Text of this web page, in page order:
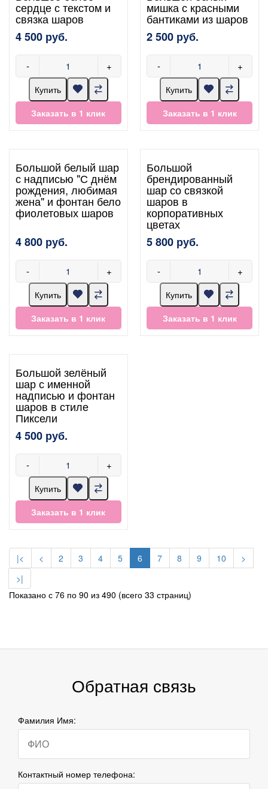
сердце с текстом и
связка шаров
4 500 руб.
- +
Купить
Заказать в 1 клик
мишка с красными
бантиками из шаров
2 500 руб.
- +
Купить
Заказать в 1 клик
Большой белый шар
с надписью "С днём
рождения, любимая
жена" и фонтан бело
фиолетовых шаров
4 800 руб.
- +
Купить
Заказать в 1 клик
Большой
брендированный
шар со связкой
шаров в
корпоративных
цветах
5 800 руб.
- +
Купить
Заказать в 1 клик
Большой зелёный
шар с именной
надписью и фонтан
шаров в стиле
Пиксели
4 500 руб.
- +
Купить
Заказать в 1 клик
|< < 2 3 4 5 6 7 8 9 10
>
>|
Показано с 76 по 90 из 490 (всего 33 страниц)
Обратная связь
Фамилия Имя:
Контактный номер телефона: